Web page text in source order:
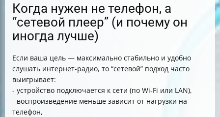
Когда нужен не телефон, а
“сетевой плеер” (и почему он
иногда лучше)
Если ваша цель — максимально стабильно и удобно
слушать интернет-радио, то “сетевой” подход часто
выигрывает:
- устройство подключается к сети (по Wi‑Fi или LAN),
- воспроизведение меньше зависит от нагрузки на
телефон,